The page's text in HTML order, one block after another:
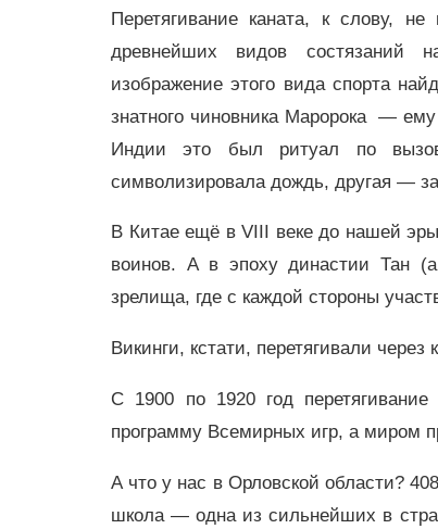
Перетягивание каната, к слову,
древнейших видов состязаний
изображение этого вида спорта
знатного чиновника Маророка —
Индии это был ритуал по
символизировала дождь, другая —
В Китае ещё в VIII веке до нашей эры
воинов. А в эпоху династии Тан
зрелища, где с каждой стороны
Викинги, кстати, перетягивали
С 1900 по 1920 год
программу Всемирных игр, а миром
А что у нас в Орловской области?
школа — одна из сильнейших в